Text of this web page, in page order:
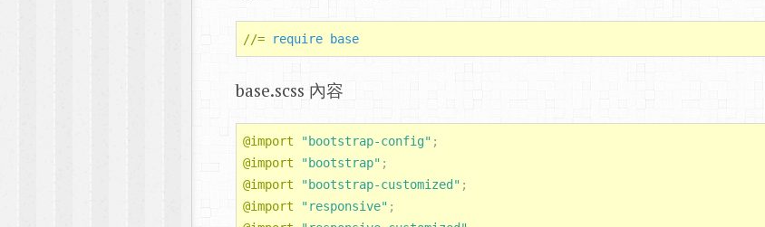
//= require base
base.scss 內容
@import "bootstrap-config" ;
@import
"bootstrap" ;
@import
"bootstrap-customized" ;
@import
"responsive" ;